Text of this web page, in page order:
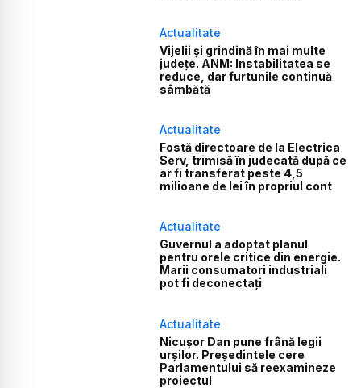
Actualitate
Vijelii și grindină în mai multe
județe. ANM: Instabilitatea se
reduce, dar furtunile continuă
sâmbătă
Actualitate
Fostă directoare de la Electrica
Serv, trimisă în judecată după ce
ar fi transferat peste 4,5
milioane de lei în propriul cont
Actualitate
Guvernul a adoptat planul
pentru orele critice din energie.
Marii consumatori industriali
pot fi deconectați
Actualitate
Nicușor Dan pune frână legii
urșilor. Președintele cere
Parlamentului să reexamineze
proiectul